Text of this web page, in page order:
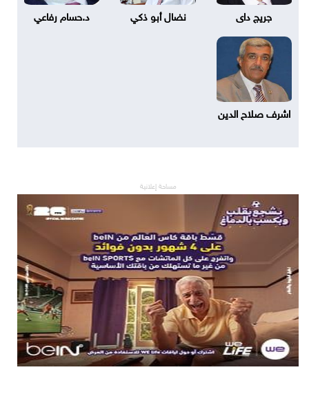
جريج داى نضال أبو ذكي د.حسام رفاعي
اشرف صلاح الدين
مساحة إعلانية